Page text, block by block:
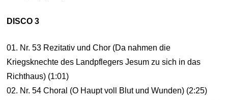
DISCO 3
01. Nr. 53 Rezitativ und Chor (Da nahmen die
Kriegsknechte des Landpflegers Jesum zu sich in das
Richthaus) (1:01)
02. Nr. 54 Choral (O Haupt voll Blut und Wunden) (2:25)